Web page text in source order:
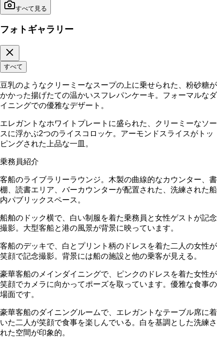
すべて見る
フォトギャラリー
すべて
豆乳のようなクリーミーなスープの上に乗せられた、粉砂糖が
かかった揚げたての温かいスフレパンケーキ。フォーマルなダ
イニングでの優雅なデザート。
エレガントなホワイトプレートに盛られた、クリーミーなソー
スに浮かぶ2つのライスコロッケ。アーモンドスライスがトッ
ピングされた上品な一皿。
乗務員紹介
客船のライブラリーラウンジ。木製の曲線的なカウンター、書
棚、読書エリア、バーカウンターが配置された、洗練された船
内パブリックスペース。
船舶のドック横で、白い制服を着た乗務員と女性ゲストが記念
撮影。大型客船と港の風景が背景に映っています。
客船のデッキで、白とプリント柄のドレスを着た二人の女性が
笑顔で記念撮影。背景には船の施設と他の乗客が見える。
豪華客船のメインダイニングで、ピンクのドレスを着た女性が
笑顔でカメラに向かってポーズを取っています。優雅な食事の
場面です。
豪華客船のダイニングルームで、エレガントなテーブル席に着
いた二人が笑顔で食事を楽しんでいる。白を基調とした洗練さ
れた空間が印象的。